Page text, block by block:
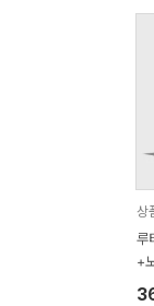
상
루
+